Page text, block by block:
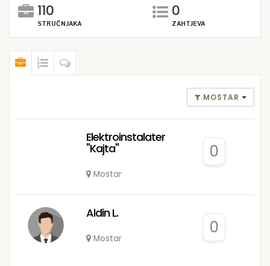
110
STRUČNJAKA
0
ZAHTJEVA
MOSTAR
Elektroinstalater
"Kajta"
Mostar
0
Aldin L.
Mostar
0